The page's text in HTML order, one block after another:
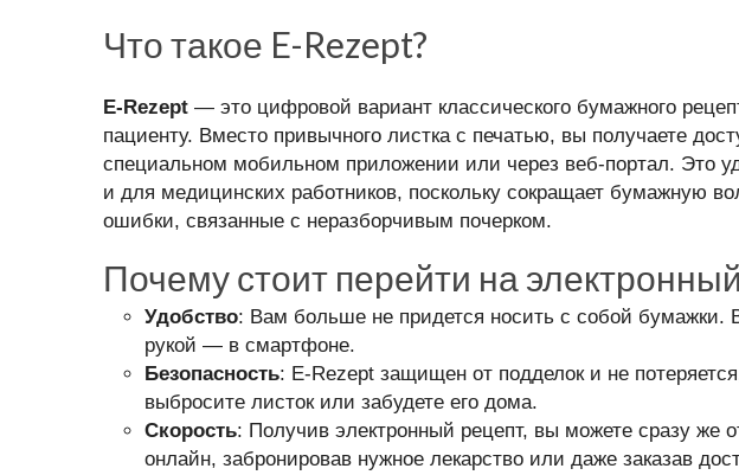
Что такое E-Rezept?
E-Rezept — это цифровой вариант классического бумажного
пациенту. Вместо привычного листка с печатью, вы получаете
специальном мобильном приложении или через веб-портал. Это
и для медицинских работников, поскольку сокращает бумажную
ошибки, связанные с неразборчивым почерком.
Почему стоит перейти на
Удобство: Вам больше не придется носить с собой бумажки.
рукой — в смартфоне.
Безопасность: E-Rezept защищен от подделок и не
выбросите листок или забудете его дома.
Скорость: Получив электронный рецепт, вы можете сразу же
онлайн, забронировав нужное лекарство или даже заказав